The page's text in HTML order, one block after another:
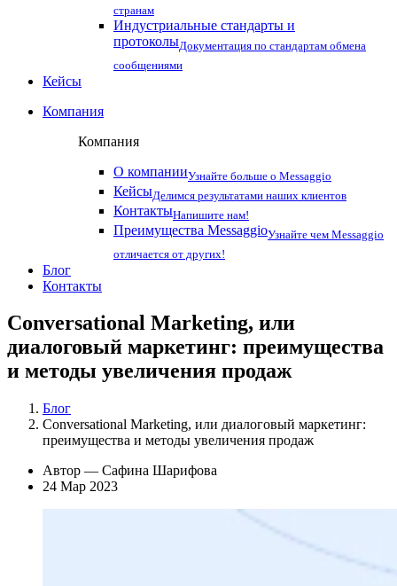
странам
Индустриальные стандарты и
протоколыДокументация по стандартам обмена
сообщениями
Кейсы
Компания
Компания
О компанииУзнайте больше о Messaggio
КейсыДелимся результатами наших клиентов
КонтактыНапишите нам!
Преимущества MessaggioУзнайте чем Messaggio
отличается от других!
Блог
Контакты
Conversational Marketing, или
диалоговый маркетинг: преимущества
и методы увеличения продаж
Блог
Conversational Marketing, или диалоговый маркетинг:
преимущества и методы увеличения продаж
Автор — Сафина Шарифова
24 Мар 2023